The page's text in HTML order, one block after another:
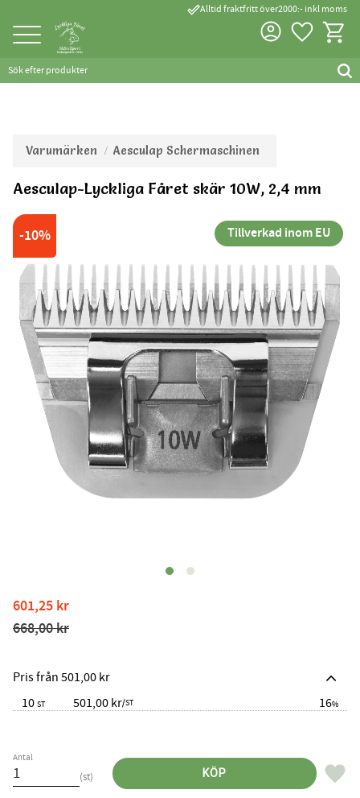
Meny
done_outlineAlltid fraktfritt över2000:- inkl moms
Favoriter
Varumärken Aesculap Schermaschinen
Aesculap-Lyckliga Fåret skär 10W, 2,4 mm
10% Tillverkad inom EU
Nedsatt pris:
601,25 kr
Ordinarie pris:
668,00kr
Pris från 501,00 kr
10 ST 501,00 kr/ST 16%
Antal
st KÖP Lägg